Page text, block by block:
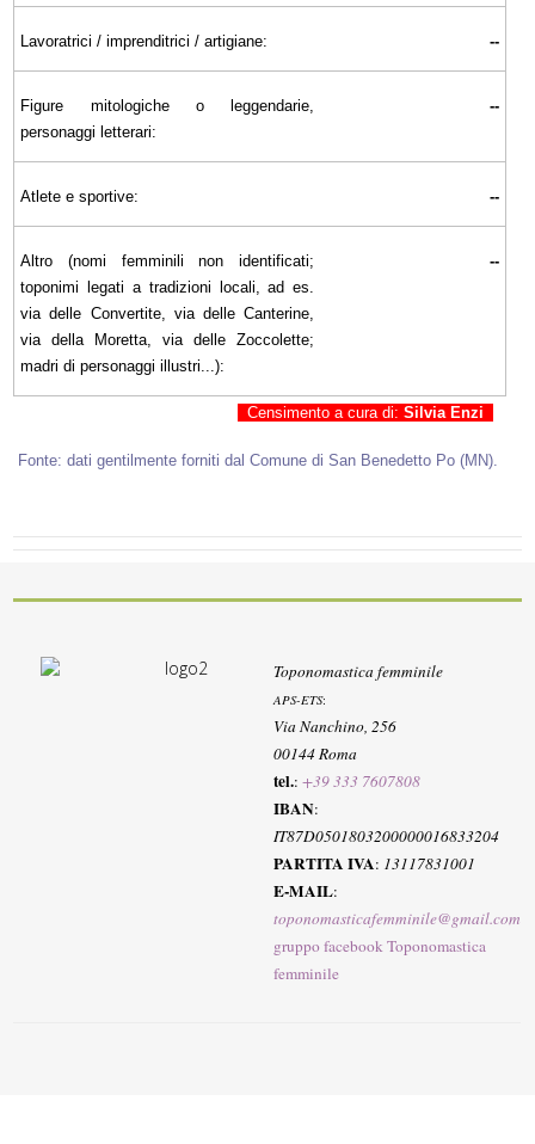
Lavoratrici / imprenditrici / artigiane: --
Figure mitologiche o leggendarie,
personaggi letterari:
--
Atlete e sportive: --
Altro (nomi femminili non identificati;
toponimi legati a tradizioni locali, ad es.
via delle Convertite, via delle Canterine,
via della Moretta, via delle Zoccolette;
madri di personaggi illustri...):
--
Censimento a cura di: Silvia Enzi
Fonte: dati gentilmente forniti dal Comune di San Benedetto Po (MN).
Toponomastica femminile
APS-ETS:
Via Nanchino, 256
00144 Roma
tel.:+39 333 7607808
IBAN:
IT87D0501803200000016833204
PARTITA IVA: 13117831001
E-MAIL:
toponomasticafemminile@gmail.com
gruppo facebook Toponomastica
femminile